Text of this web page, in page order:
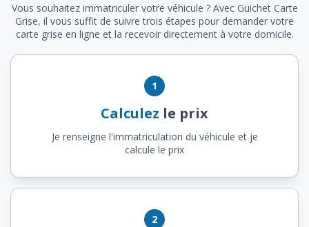
Vous souhaitez immatriculer votre véhicule ? Avec Guichet Carte
Grise, il vous suffit de suivre trois étapes pour demander votre
carte grise en ligne et la recevoir directement à votre domicile.
1
Calculez le prix
Je renseigne l'immatriculation du véhicule et je
calcule le prix
2